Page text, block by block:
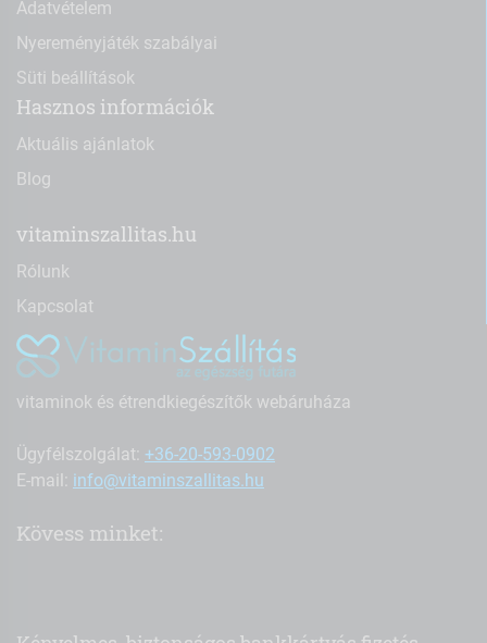
Adatvételem
Nyereményjáték szabályai
Süti beállítások
Hasznos információk
Aktuális ajánlatok
Blog
vitaminszallitas.hu
Rólunk
Kapcsolat
vitaminok és étrendkiegészítők webáruháza
Ügyfélszolgálat: +36-20-593-0902
E-mail: info@vitaminszallitas.hu
Kövess minket: